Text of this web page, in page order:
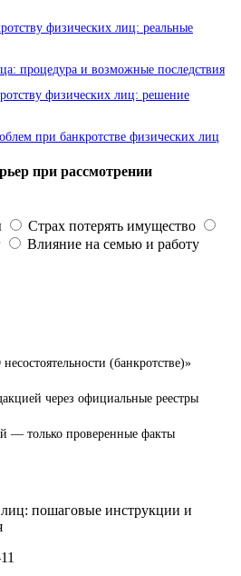
физических лиц: реальные
процедура и возможные последствия
физических лиц: решение
при банкротстве физических лиц
при рассмотрении
Страх потерять имущество
Влияние на семью и работу
(банкротстве)»
через официальные реестры
— только проверенные факты
пошаговые инструкции и